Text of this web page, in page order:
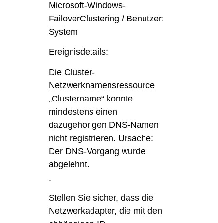
Microsoft-Windows-
FailoverClustering / Benutzer:
System
Ereignisdetails:
Die Cluster-
Netzwerknamensressource
„Clustername“ konnte
mindestens einen
dazugehörigen DNS-Namen
nicht registrieren. Ursache:
Der DNS-Vorgang wurde
abgelehnt.
.
Stellen Sie sicher, dass die
Netzwerkadapter, die mit den